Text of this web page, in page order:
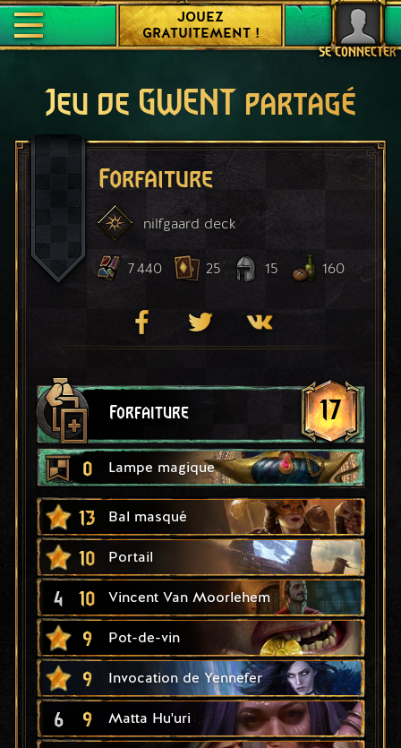
SE CONNECTER
JOUEZ
GRATUITEMENT !
Jeu de GWENT partagé
Forfaiture
nilfgaard deck
7 440 25 15 160
Forfaiture 17
0 Lampe magique
13 Bal masqué
10 Portail
4 10 Vincent Van Moorlehem
9 Pot-de-vin
9 Invocation de Yennefer
6 9 Matta Hu'uri